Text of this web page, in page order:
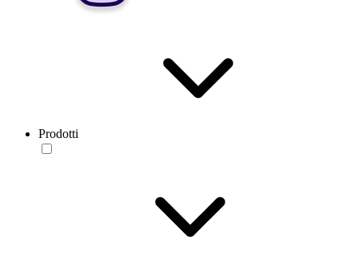
Prodotti